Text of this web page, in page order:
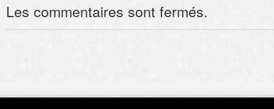
Les commentaires sont fermés.